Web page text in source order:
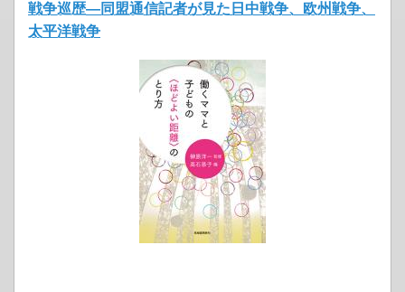
戦争巡歴―同盟通信記者が見た日中戦争、欧州戦争、
太平洋戦争